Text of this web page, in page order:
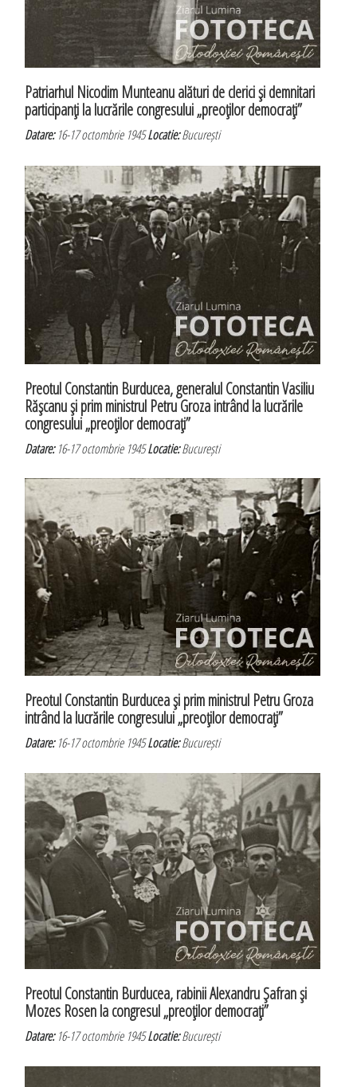
Patriarhul Nicodim Munteanu alături de clerici şi demnitari
participanţi la lucrările congresului „preoţilor democraţi”
Datare:16-17 octombrie 1945Locatie:București
Preotul Constantin Burducea, generalul Constantin Vasiliu
Răşcanu şi prim ministrul Petru Groza intrând la lucrările
congresului „preoţilor democraţi”
Datare:16-17 octombrie 1945Locatie:București
Preotul Constantin Burducea şi prim ministrul Petru Groza
intrând la lucrările congresului „preoţilor democraţi”
Datare:16-17 octombrie 1945Locatie:București
Preotul Constantin Burducea, rabinii Alexandru Şafran şi
Mozes Rosen la congresul „preoţilor democraţi”
Datare:16-17 octombrie 1945Locatie:București